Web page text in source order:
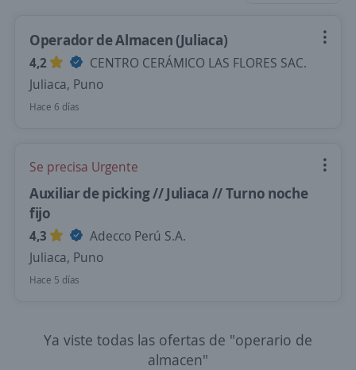
Operador de Almacen (Juliaca)
4,2
CENTRO CERÁMICO LAS FLORES SAC.
Juliaca, Puno
Hace 6 días
Se precisa Urgente
Auxiliar de picking // Juliaca // Turno noche
fijo
4,3
Adecco Perú S.A.
Juliaca, Puno
Hace 5 días
Ya viste todas las ofertas de "operario de
almacen"